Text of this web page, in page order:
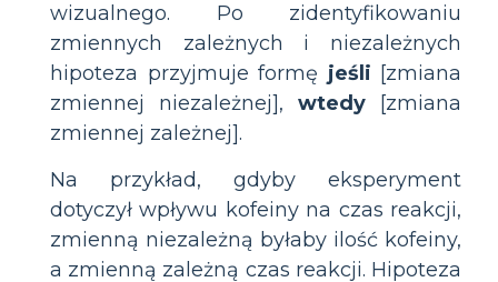
wizualnego. Po zidentyfikowaniu
zmiennych zależnych i niezależnych
hipoteza przyjmuje formę jeśli [zmiana
zmiennej niezależnej], wtedy [zmiana
zmiennej zależnej].
Na przykład, gdyby eksperyment
dotyczył wpływu kofeiny na czas reakcji,
zmienną niezależną byłaby ilość kofeiny,
a zmienną zależną czas reakcji. Hipoteza